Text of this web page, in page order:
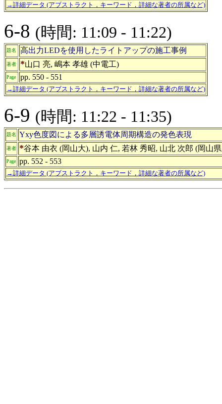
→詳細データ (アブストラクト，キーワード，詳細な著者の所属など)
6-8 (時間: 11:09 - 11:22)
題名 高出力LEDを使用したライトアップの施工事例
著者 *山口 亮, 嶋本 孝雄 (中電工)
Page pp. 550 - 551
→詳細データ (アブストラクト，キーワード，詳細な著者の所属など)
6-9 (時間: 11:22 - 11:35)
題名 Yxy色度図による多層誘電体周期構造の発色表現
著者 *谷本 由衣 (岡山大), 山内 仁, 若林 秀昭, 山北 次郎 (岡山
Page pp. 552 - 553
→詳細データ (アブストラクト，キーワード，詳細な著者の所属など)